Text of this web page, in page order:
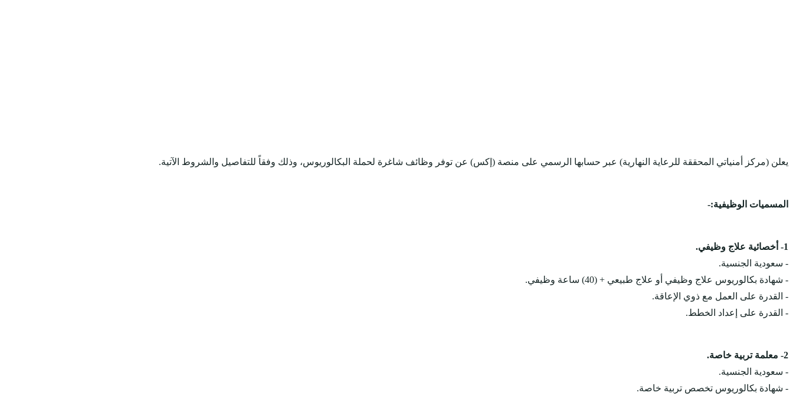
يعلن (مركز أمنياتي المحققة للرعاية النهارية) عبر حسابها الرسمي على منصة (إكس) عن توفر وظائف شاغرة لحملة البكالوريوس، وذلك وفقاً للتفاصيل والشروط الآتية.
المسميات الوظيفية:-
1- أخصائية علاج وظيفي.
- سعودية الجنسية.
- شهادة بكالوريوس علاج وظيفي أو علاج طبيعي + (40) ساعة وظيفي.
- القدرة على العمل مع ذوي الإعاقة.
- القدرة على إعداد الخطط.
2- معلمة تربية خاصة.
- سعودية الجنسية.
- شهادة بكالوريوس تخصص تربية خاصة.